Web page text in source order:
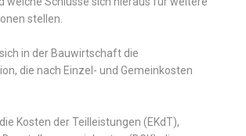
stellen.
in der Bauwirtschaft die
die nach Einzel- und Gemeinkosten
Kosten der Teilleistungen (EKdT),